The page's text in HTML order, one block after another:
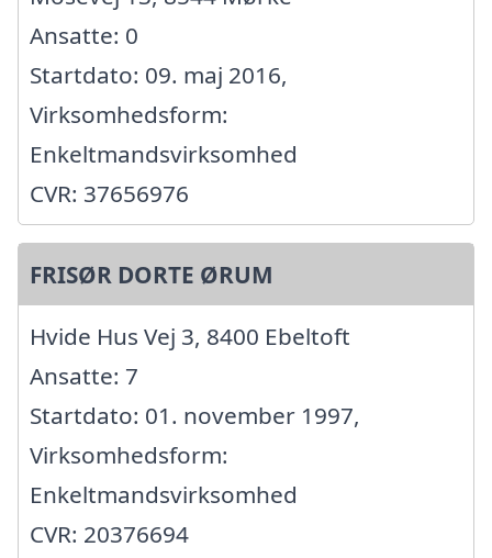
Ansatte: 0
Startdato: 09. maj 2016,
Virksomhedsform:
Enkeltmandsvirksomhed
CVR: 37656976
FRISØR DORTE ØRUM
Hvide Hus Vej 3, 8400 Ebeltoft
Ansatte: 7
Startdato: 01. november 1997,
Virksomhedsform:
Enkeltmandsvirksomhed
CVR: 20376694